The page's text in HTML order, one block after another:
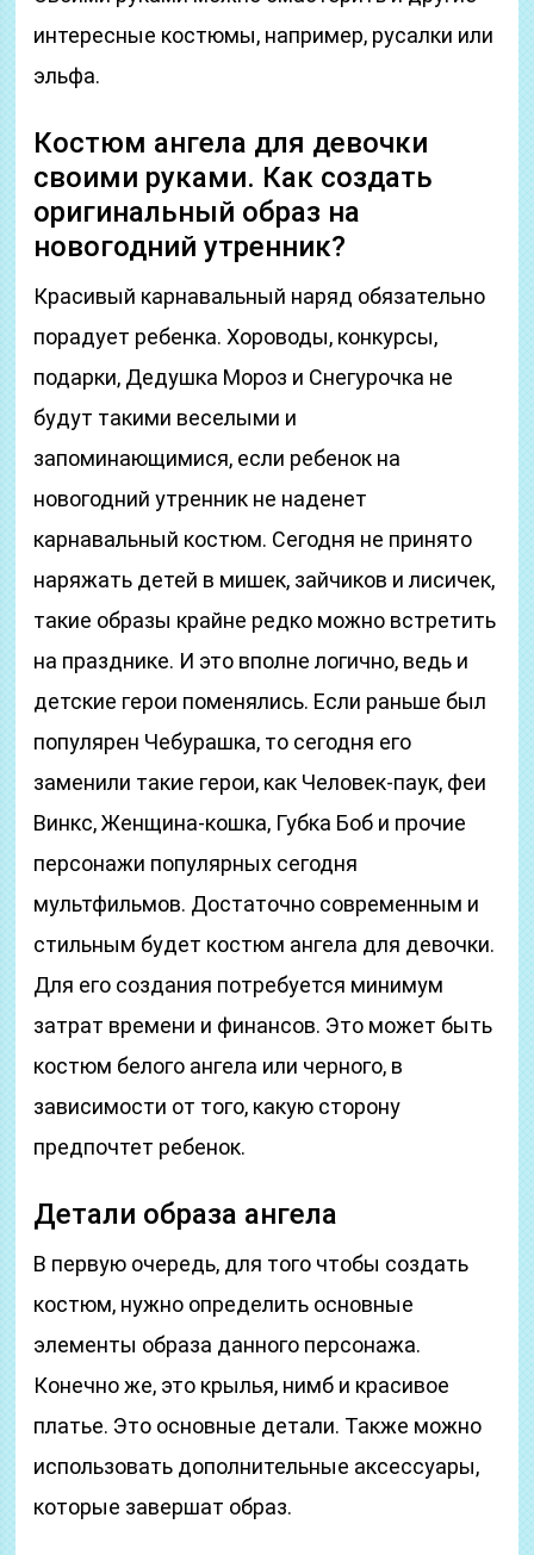
интересные костюмы, например, русалки или
эльфа.
Костюм ангела для девочки
своими руками. Как создать
оригинальный образ на
новогодний утренник?
Красивый карнавальный наряд обязательно
порадует ребенка. Хороводы, конкурсы,
подарки, Дедушка Мороз и Снегурочка не
будут такими веселыми и
запоминающимися, если ребенок на
новогодний утренник не наденет
карнавальный костюм. Сегодня не принято
наряжать детей в мишек, зайчиков и лисичек,
такие образы крайне редко можно встретить
на празднике. И это вполне логично, ведь и
детские герои поменялись. Если раньше был
популярен Чебурашка, то сегодня его
заменили такие герои, как Человек-паук, феи
Винкс, Женщина-кошка, Губка Боб и прочие
персонажи популярных сегодня
мультфильмов. Достаточно современным и
стильным будет костюм ангела для девочки.
Для его создания потребуется минимум
затрат времени и финансов. Это может быть
костюм белого ангела или черного, в
зависимости от того, какую сторону
предпочтет ребенок.
Детали образа ангела
В первую очередь, для того чтобы создать
костюм, нужно определить основные
элементы образа данного персонажа.
Конечно же, это крылья, нимб и красивое
платье. Это основные детали. Также можно
использовать дополнительные аксессуары,
которые завершат образ.